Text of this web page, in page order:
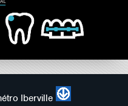
Iberville
DOCTOR
BEAUTIFUL SMILE
SERVICES